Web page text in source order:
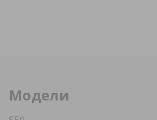
Модели